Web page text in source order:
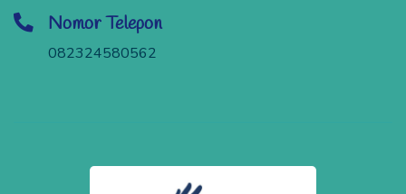
Nomor Telepon
082324580562